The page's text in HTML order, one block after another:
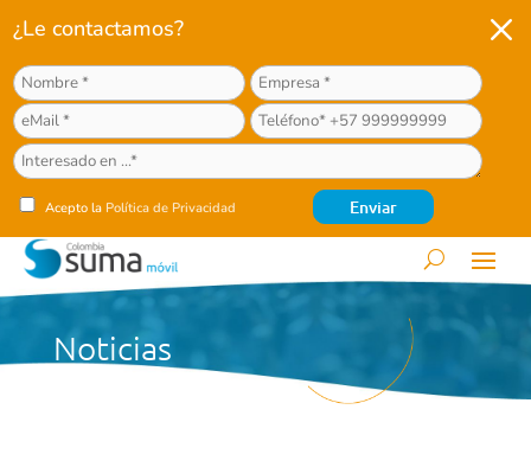
¿Le contactamos?
Acepto la Política de Privacidad
M
Noticias